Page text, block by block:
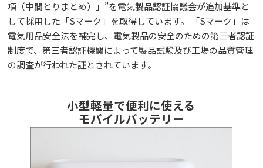
項（中間とりまとめ）」”を電気製品認証協議会が追加基準と
して採用した「Sマーク」を取得しています。 「Sマーク」は
電気用品安全法を補完し、電気製品の安全のための第三者認証
制度で、第三者認証機関によって製品試験及び工場の品質管理
の調査が行われた証とされています。
小型軽量で便利に使える
モバイルバッテリー